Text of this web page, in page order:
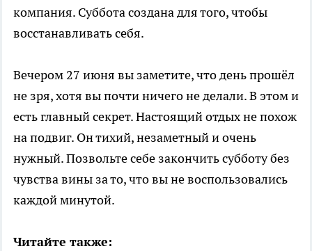
компания. Суббота создана для того, чтобы
восстанавливать себя.
Вечером 27 июня вы заметите, что день прошёл
не зря, хотя вы почти ничего не делали. В этом и
есть главный секрет. Настоящий отдых не похож
на подвиг. Он тихий, незаметный и очень
нужный. Позвольте себе закончить субботу без
чувства вины за то, что вы не воспользовались
каждой минутой.
Читайте также: